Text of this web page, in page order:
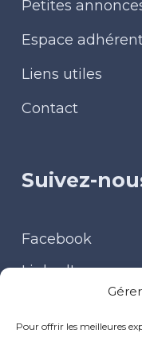
Pour offrir les meilleures
Petites
Espace
Liens utiles
Contact
Suivez-
Facebook
LinkedIn
Contact